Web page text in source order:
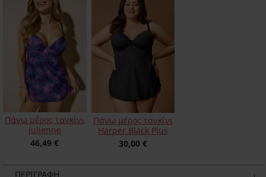
Πάνω μέρος τανκίνι
Julienne
46,49 €
Πάνω μέρος τανκίνι
Harper Black Plus
30,00 €
ΠΕΡΙΓΡΑΦΗ